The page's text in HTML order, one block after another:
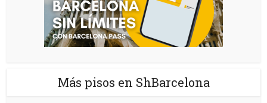
Más pisos en ShBarcelona